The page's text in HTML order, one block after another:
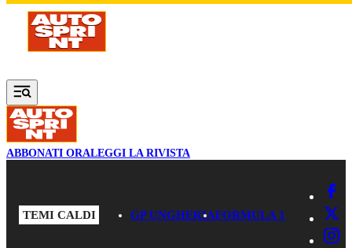
Vai al contenuto principale
ABBONATI ORALEGGI LA RIVISTA
TEMI CALDI GP UNGHERIAFORMULA 1